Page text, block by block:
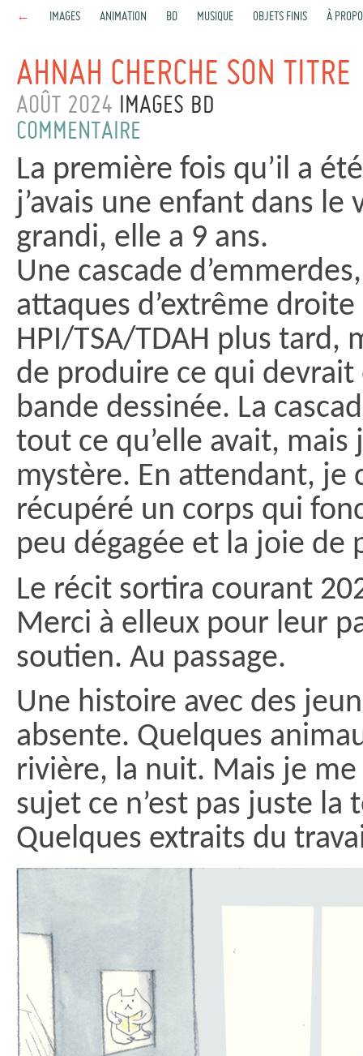
← IMAGES ANIMATION BD MUSIQUE OBJETS FINIS À
AHNAH CHERCHE SON TITRE
AOÛT 2024 IMAGES BD
COMMENTAIRE
La première fois qu’il a
j’avais une enfant dans
grandi, elle a 9 ans.
Une cascade
attaques d’extrême
HPI/TSA/TDAH plus tard,
de produire ce qui
bande dessinée. La
tout ce qu’elle avait, mais
mystère. En attendant, je
récupéré un corps qui
peu dégagée et la joie de
Le récit sortira courant
Merci à elleux pour leur
soutien. Au passage.
Une histoire avec des
absente. Quelques
rivière, la nuit. Mais je
sujet ce n’est pas juste la
Quelques extraits du